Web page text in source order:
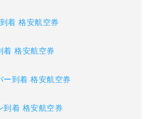
着 格安航空券
着 格安航空券
ー到着 格安航空券
到着 格安航空券